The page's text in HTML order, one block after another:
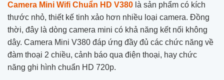
Camera Mini Wifi Chuẩn HD V380 là sản phẩm có kích
thước nhỏ, thiết kế tinh xảo hơn nhiều loại camera. Đồng
thời, đây là dòng camera mini có khả năng kết nối không
dây. Camera Mini V380 đáp ứng đầy đủ các chức năng về
đàm thoại 2 chiều, cảnh báo qua điện thoại, hay chức
năng ghi hình chuẩn HD 720p.